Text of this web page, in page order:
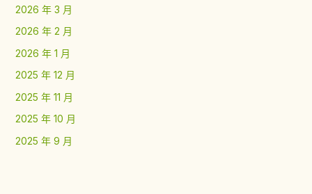
2026 年 3 月
2026 年 2 月
2026 年 1 月
2025 年 12 月
2025 年 11 月
2025 年 10 月
2025 年 9 月